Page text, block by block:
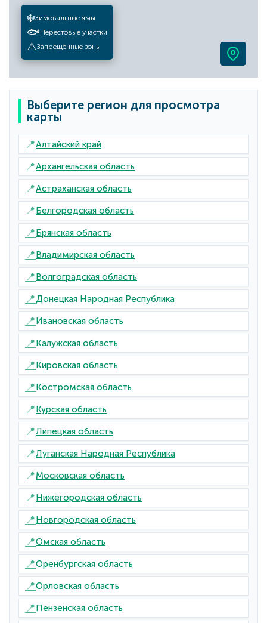
❄️Зимовальные ямы
🐟Нерестовые участки
⚠️Запрещенные зоны
Выберите регион для просмотра
карты
📍Алтайский край
📍Архангельская область
📍Астраханская область
📍Белгородская область
📍Брянская область
📍Владимирская область
📍Волгоградская область
📍Донецкая Народная Республика
📍Ивановская область
📍Калужская область
📍Кировская область
📍Костромская область
📍Курская область
📍Липецкая область
📍Луганская Народная Республика
📍Московская область
📍Нижегородская область
📍Новгородская область
📍Омская область
📍Оренбургская область
📍Орловская область
📍Пензенская область